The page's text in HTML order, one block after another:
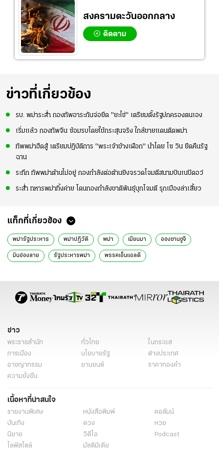
สงครามตะวันออกกลาง
ติดตาม
ข่าวที่เกี่ยวข้อง
รบ. พม่าระส่ำ กองทัพอาระกันจ่อยึด "ยะไข่" เตรียมตั้งรัฐปกครองตนเอง
เริ่มแล้ว กองทัพจีน ซ้อมรบโดยใช้กระสุนจริง ใกล้ชายแดนติดพม่า
ทัพพม่าฮึดสู้ เตรียมปฏิบัติการ "พระเจ้าช้างเผือก" นำโดย โซ วิน ยึดคืนรัฐ
ฉาน
ระทึก ทัพพม่าต้านไม่อยู่ กองกำลังต่อต้านยิงจรวดโจมตีสนามบินเนปิดอว์
ระส่ำ ทหารพม่าทิ้งค่าย โดนกองกำลังชาติพันธุ์บุกโจมตี รุกเมืองล่าเสี้ยว
แท็กที่เกี่ยวข้อง
พม่ารัฐประหาร พม่าปฏิวัติ พม่า เมียนมา อองซานซูจี
มินอ่องลาย รัฐประหารพม่า พรรคเอ็นแอลดี
ข่าว
พระราชสำนัก ทั่วไทย
ในกระแส
การเมือง
นโยบายรัฐ
ต่างประเทศ
อาชญากรรม
ยานยนต์
ราคาทองคำ
ความยั่งยืน
เนื้อหาที่น่าสนใจ
รายงานพิเศษ หนังสือพิมพ์
คอลัมน์
บันเทิง
ดวง
หวย
นิยาย
วิดีโอ
Podcast
ไลฟ์สไตล์
มัลติมีเดีย